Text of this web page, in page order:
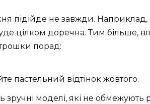
підійде не завжди. Наприклад,
цілком доречна. Тим більше,
порад:
пастельний відтінок жовтого.
зручні моделі, які не обмежують